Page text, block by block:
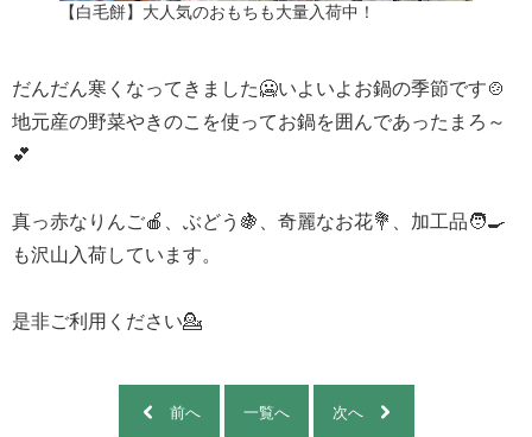
【白毛餅】大人気のおもちも大量入荷中！
だんだん寒くなってきました🥶いよいよお鍋の季節です🍲
地元産の野菜やきのこを使ってお鍋を囲んであったまろ～
💕
真っ赤なりんご🍎、ぶどう🍇、奇麗なお花💐、加工品🧑‍🍳
も沢山入荷しています。
是非ご利用ください💁
前へ 一覧へ 次へ